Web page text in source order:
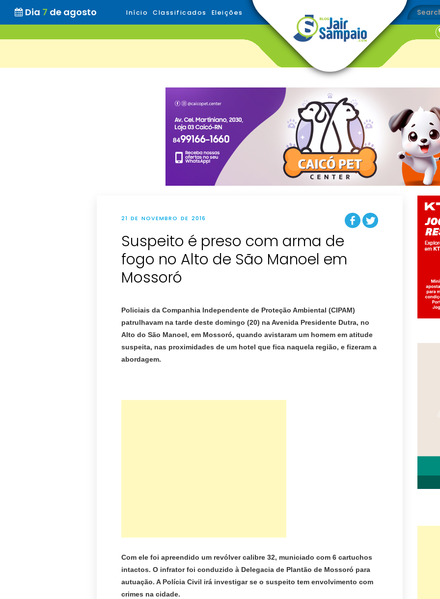
Dia 7 de agosto Início Classificados Eleições
21 DE NOVEMBRO DE 2016
Suspeito é preso com arma de
fogo no Alto de São Manoel em
Mossoró
Policiais da Companhia Independente de Proteção Ambiental (CIPAM)
patrulhavam na tarde deste domingo (20) na Avenida Presidente Dutra, no
Alto do São Manoel, em Mossoró, quando avistaram um homem em atitude
suspeita, nas proximidades de um hotel que fica naquela região, e fizeram a
abordagem.
Com ele foi apreendido um revólver calibre 32, municiado com 6 cartuchos
intactos. O infrator foi conduzido à Delegacia de Plantão de Mossoró para
autuação. A Polícia Civil irá investigar se o suspeito tem envolvimento com
crimes na cidade.